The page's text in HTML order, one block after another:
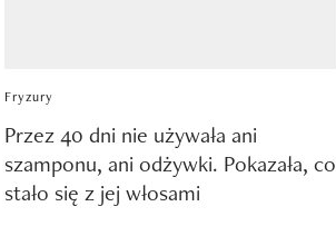
Fryzury
Przez 40 dni nie używała ani
szamponu, ani odżywki. Pokazała, co
stało się z jej włosami